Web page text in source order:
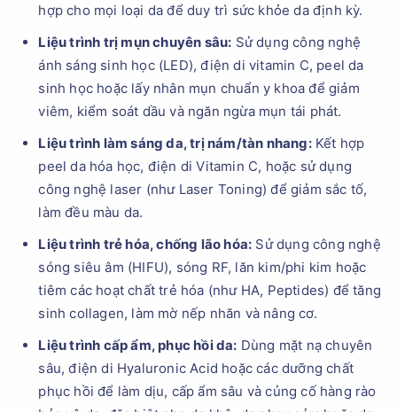
hợp cho mọi loại da để duy trì sức khỏe da định kỳ.
Liệu trình trị mụn chuyên sâu: Sử dụng công nghệ
ánh sáng sinh học (LED), điện di vitamin C, peel da
sinh học hoặc lấy nhân mụn chuẩn y khoa để giảm
viêm, kiểm soát dầu và ngăn ngừa mụn tái phát.
Liệu trình làm sáng da, trị nám/tàn nhang:Kết hợp
peel da hóa học, điện di Vitamin C, hoặc sử dụng
công nghệ laser (như Laser Toning) để giảm sắc tố,
làm đều màu da.
Liệu trình trẻ hóa, chống lão hóa: Sử dụng công nghệ
sóng siêu âm (HIFU), sóng RF, lăn kim/phi kim hoặc
tiêm các hoạt chất trẻ hóa (như HA, Peptides) để tăng
sinh collagen, làm mờ nếp nhăn và nâng cơ.
Liệu trình cấp ẩm, phục hồi da: Dùng mặt nạ chuyên
sâu, điện di Hyaluronic Acid hoặc các dưỡng chất
phục hồi để làm dịu, cấp ẩm sâu và củng cố hàng rào